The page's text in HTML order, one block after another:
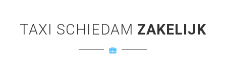
TAXI SCHIEDAM ZAKELIJK